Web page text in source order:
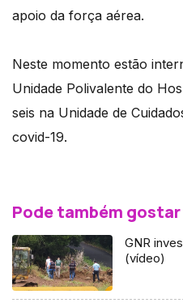
apoio da força aérea.
Neste momento estão
Unidade Polivalente do
seis na Unidade de
covid-19.
Pode também gostar
GNR
(vídeo)